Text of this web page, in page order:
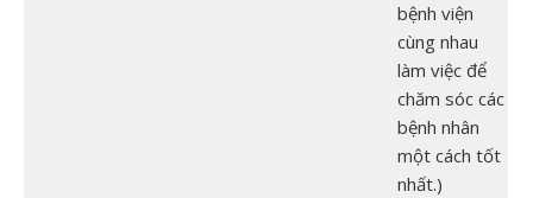
bệnh viện
cùng nhau
làm việc để
chăm sóc các
bệnh nhân
một cách tốt
nhất.)